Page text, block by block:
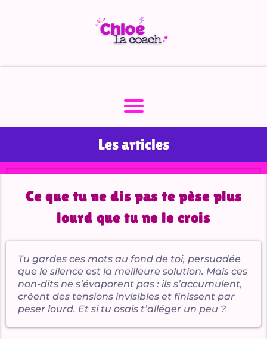
r
Les articles
Ce que tu ne dis pas te pèse plus
lourd que tu ne le crois
Tu gardes ces mots au fond de toi, persuadée
que le silence est la meilleure solution. Mais ces
non-dits ne s’évaporent pas : ils s’accumulent,
créent des tensions invisibles et finissent par
peser lourd. Et si tu osais t’alléger un peu ?